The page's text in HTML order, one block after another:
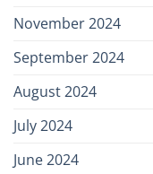
November 2024
September 2024
August 2024
July 2024
June 2024